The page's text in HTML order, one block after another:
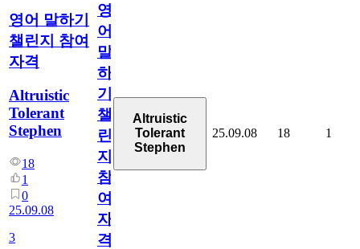
영어 말하기
챌린지 참여
자격
Altruistic
Tolerant
Stephen
18
1
0
25.09.08
3
영
어
말
하
기
챌
린
지
참
여
자
격
Altruistic
Tolerant
Stephen
25.09.08 18 1